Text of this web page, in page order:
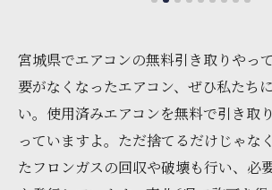
宮城県でエアコンの無料引き取りやっ
要がなくなったエアコン、ぜひ私たち
い。使用済みエアコンを無料で引き取
っていますよ。ただ捨てるだけじゃな
たフロンガスの回収や破壊も行い、必